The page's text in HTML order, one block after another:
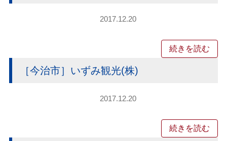
2017.12.20
続きを読む
［今治市］いずみ観光(株)
2017.12.20
続きを読む